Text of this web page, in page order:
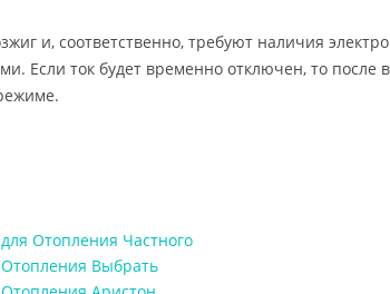
и, соответственно, требуют наличия
Если ток будет временно отключен, то после
Отопления Частного
Выбрать